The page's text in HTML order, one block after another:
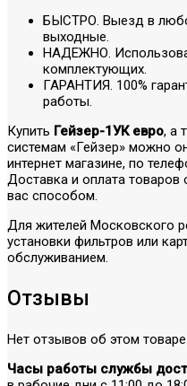
БЫСТРО. Выезд в
выходные.
НАДЕЖНО.
комплектующих.
ГАРАНТИЯ. 100%
работы.
Купить Гейзер-1УК евро, а
системам «Гейзер» можно
интернет магазине, по
Доставка и оплата
вас способом.
Для жителей Московского
установки фильтров или
обслуживанием.
Отзывы
Нет отзывов об этом товаре.
Часы работы службы